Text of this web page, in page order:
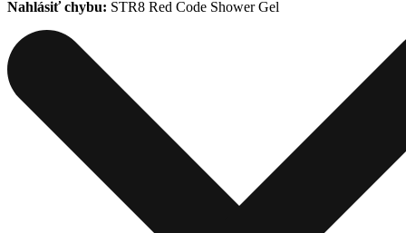
Nahlásiť chybu: STR8 Red Code Shower Gel